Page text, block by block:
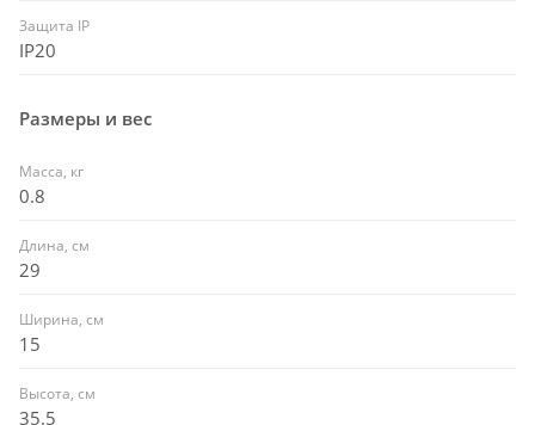
Защита IP
IP20
Размеры и вес
Масса, кг
0.8
Длина, см
29
Ширина, см
15
Высота, см
35.5